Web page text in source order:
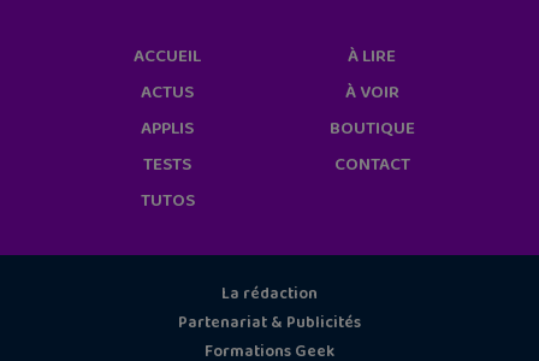
ACCUEIL
ACTUS
APPLIS
TESTS
TUTOS
À LIRE
À VOIR
BOUTIQUE
CONTACT
La rédaction
Partenariat & Publicités
Formations Geek